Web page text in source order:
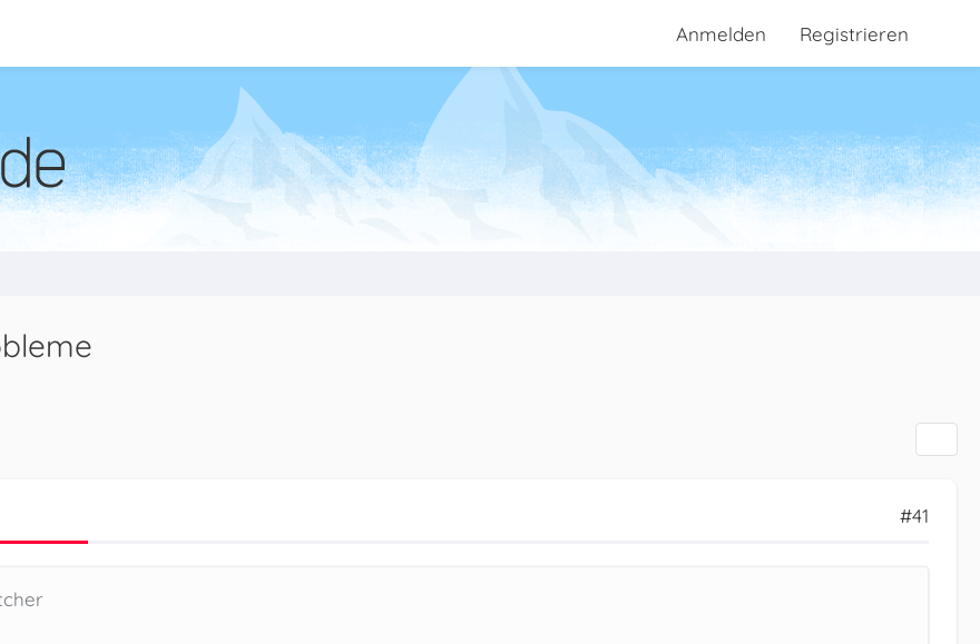
Anmelden Registrieren
#41